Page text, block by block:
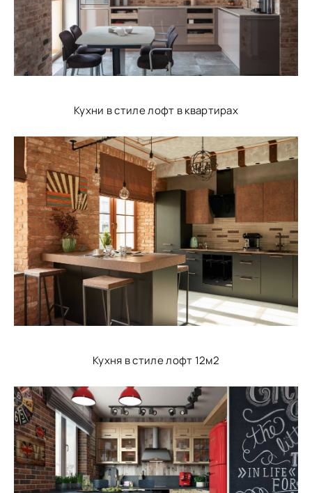
Кухни в стиле лофт в квартирах
Кухня в стиле лофт 12м2